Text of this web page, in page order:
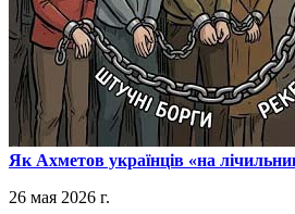
​Як Ахметов українців «на
26 мая 2026 г.